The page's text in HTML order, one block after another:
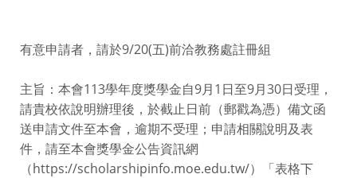
有意申請者，請於9/20(五)前洽教務處註冊組
主旨：本會113學年度獎學金自9月1日至9月30日受理，
請貴校依說明辦理後，於截止日前（郵戳為憑）備文函
送申請文件至本會，逾期不受理；申請相關說明及表
件，請至本會獎學金公告資訊網
（https://scholarshipinfo.moe.edu.tw/）「表格下